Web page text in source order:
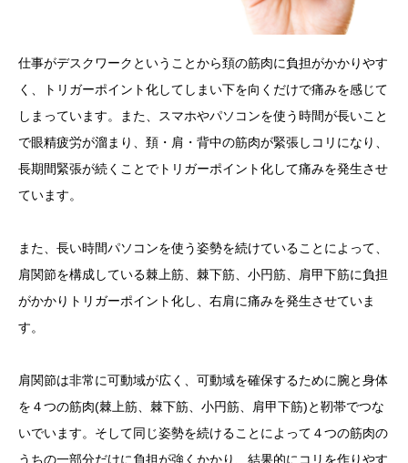
仕事がデスクワークということから頚の筋肉に負担がかかりやす
く、トリガーポイント化してしまい下を向くだけで痛みを感じて
しまっています。また、スマホやパソコンを使う時間が長いこと
で眼精疲労が溜まり、頚・肩・背中の筋肉が緊張しコリになり、
長期間緊張が続くことでトリガーポイント化して痛みを発生させ
ています。
また、長い時間パソコンを使う姿勢を続けていることによって、
肩関節を構成している棘上筋、棘下筋、小円筋、肩甲下筋に負担
がかかりトリガーポイント化し、右肩に痛みを発生させていま
す。
肩関節は非常に可動域が広く、可動域を確保するために腕と身体
を４つの筋肉(棘上筋、棘下筋、小円筋、肩甲下筋)と靭帯でつな
いでいます。そして同じ姿勢を続けることによって４つの筋肉の
うちの一部分だけに負担が強くかかり、結果的にコリを作りやす